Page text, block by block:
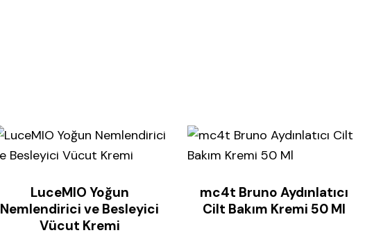
LuceMIO Yoğun
Nemlendirici ve Besleyici
Vücut Kremi
mc4t Bruno Aydınlatıcı
Cilt Bakım Kremi 50 Ml